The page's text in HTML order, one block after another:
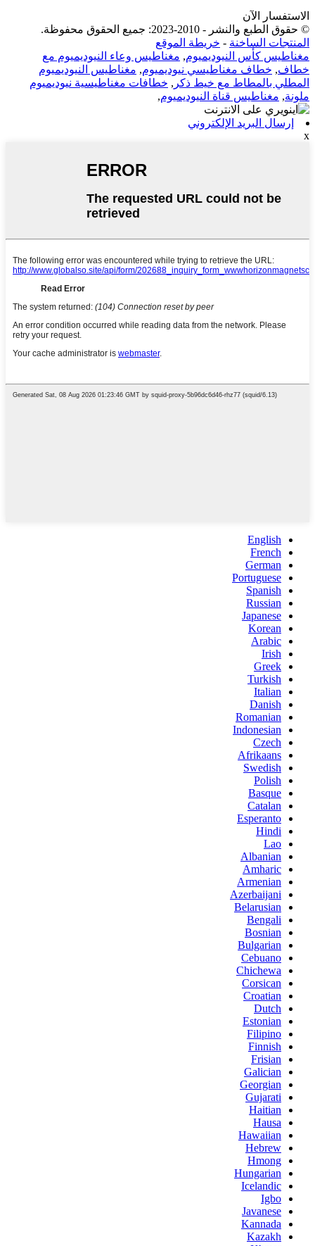
الاستفسار الآن
© حقوق الطبع والنشر - 2010-2023: جميع الحقوق محفوظة.
المنتجات الساخنة - خريطة الموقع
مغناطيس كأس النيوديميوم, مغناطيس وعاء النيوديميوم مع
خطاف, خطاف مغناطيسي نيوديميوم, مغناطيس النيوديميوم
المطلي بالمطاط مع خيط ذكر , خطافات مغناطيسية نيوديميوم
ملونة, مغناطيس قناة النيوديميوم,
إرسال البريد الإلكتروني
x
English
French
German
Portuguese
Spanish
Russian
Japanese
Korean
Arabic
Irish
Greek
Turkish
Italian
Danish
Romanian
Indonesian
Czech
Afrikaans
Swedish
Polish
Basque
Catalan
Esperanto
Hindi
Lao
Albanian
Amharic
Armenian
Azerbaijani
Belarusian
Bengali
Bosnian
Bulgarian
Cebuano
Chichewa
Corsican
Croatian
Dutch
Estonian
Filipino
Finnish
Frisian
Galician
Georgian
Gujarati
Haitian
Hausa
Hawaiian
Hebrew
Hmong
Hungarian
Icelandic
Igbo
Javanese
Kannada
Kazakh